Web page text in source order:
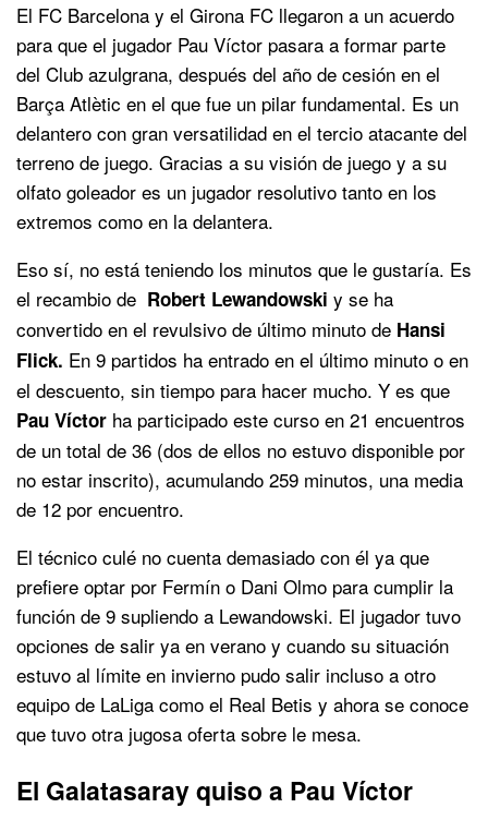
El FC Barcelona y el Girona FC llegaron a un acuerdo
para que el jugador Pau Víctor pasara a formar parte
del Club azulgrana, después del año de cesión en el
Barça Atlètic en el que fue un pilar fundamental. Es un
delantero con gran versatilidad en el tercio atacante del
terreno de juego. Gracias a su visión de juego y a su
olfato goleador es un jugador resolutivo tanto en los
extremos como en la delantera.
Eso sí, no está teniendo los minutos que le gustaría. Es
el recambio de Robert Lewandowski y se ha
convertido en el revulsivo de último minuto de Hansi
Flick. En 9 partidos ha entrado en el último minuto o en
el descuento, sin tiempo para hacer mucho. Y es que
Pau Víctor ha participado este curso en 21 encuentros
de un total de 36 (dos de ellos no estuvo disponible por
no estar inscrito), acumulando 259 minutos, una media
de 12 por encuentro.
El técnico culé no cuenta demasiado con él ya que
prefiere optar por Fermín o Dani Olmo para cumplir la
función de 9 supliendo a Lewandowski. El jugador tuvo
opciones de salir ya en verano y cuando su situación
estuvo al límite en invierno pudo salir incluso a otro
equipo de LaLiga como el Real Betis y ahora se conoce
que tuvo otra jugosa oferta sobre le mesa.
El Galatasaray quiso a Pau Víctor